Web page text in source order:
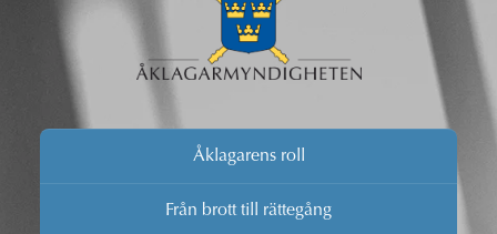
Åklagarens roll
Från brott till rättegång